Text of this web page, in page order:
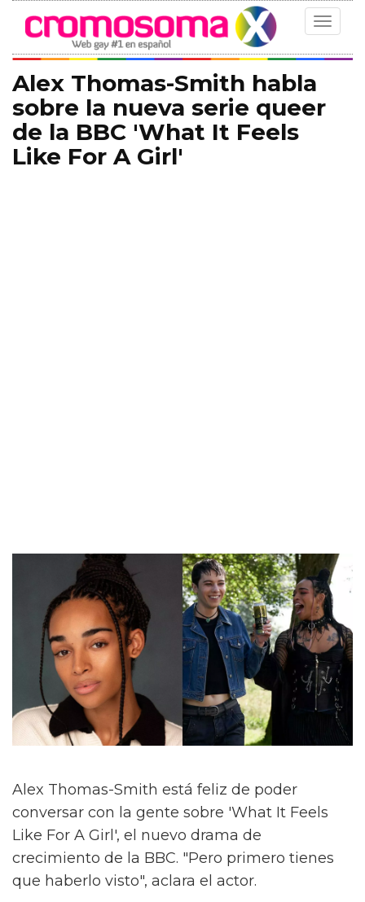
Toggle
Alex Thomas-Smith habla
sobre la nueva serie queer
de la BBC 'What It Feels
Like For A Girl'
Alex Thomas-Smith está feliz de poder
conversar con la gente sobre 'What It Feels
Like For A Girl', el nuevo drama de
crecimiento de la BBC. "Pero primero tienes
que haberlo visto", aclara el actor.